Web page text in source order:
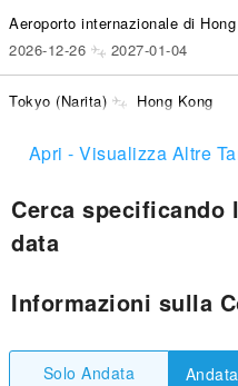
Aeroporto internazionale di
2026-12-26 2027-01-04
Tokyo (Narita) Hong Kong
Apri - Visualizza Altre
Cerca specificando
data
Informazioni sulla
Solo Andata